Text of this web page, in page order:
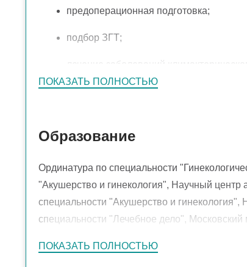
ПОКАЗАТЬ ПОЛНОСТЬЮ
предоперационная подготовка;
подбор ЗГТ;
лечение эндометироза, миомы матки,
лечение ВПЧ;
выявление и лечение патологии
планирование и ведение
гинекологическая эндокринология;
ПОКАЗАТЬ ПОЛНОСТЬЮ
Образование
Ординатура по специальности
"Акушерство и гинекология", Научный центр
специальности "Акушерство и
специальности "Лечебное дело",